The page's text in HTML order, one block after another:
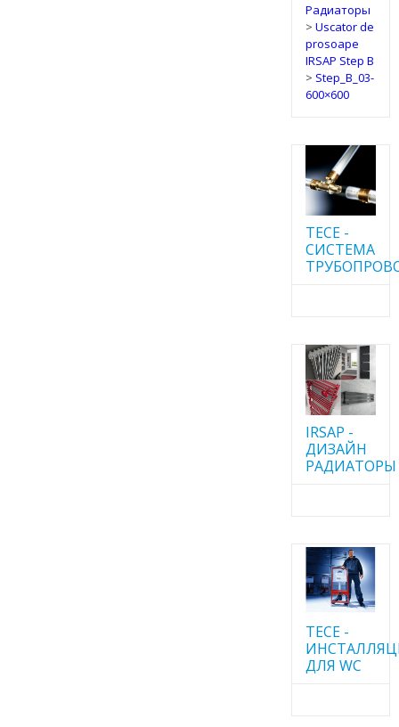
Радиаторы
> Uscator de
prosoape
IRSAP Step B
> Step_B_03-
600×600
TECE -
CИСТЕМА
IRSAP -
ДИЗАЙН
РАДИАТОРЫ
TECE -
ДЛЯ WC